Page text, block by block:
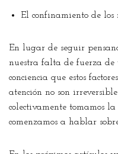
El confinamiento de los
En lugar de seguir
nuestra falta de fuerza de
conciencia que estos
atención no son
colectivamente tomamos
comenzamos a hablar